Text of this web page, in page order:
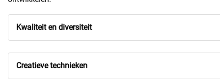
Kwaliteit en diversiteit
Creatieve technieken